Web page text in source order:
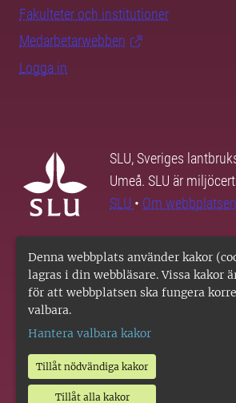
Denna webbplats använder kakor
lagras i din webbläsare. Vissa kakor
för att webbplatsen ska fungera
valbara.
Hantera valbara kakor
Tillåt nödvändiga kakor
Tillåt alla kakor
Fakulteter och institutioner
Medarbetarwebben
Logga in
SLU, Sveriges
Umeå. SLU är
SLU • Om webbplatsen